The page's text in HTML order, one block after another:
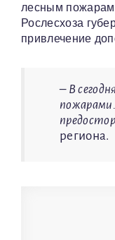
лесным пожарам
Рослесхоза
привлечение
– В
региона.